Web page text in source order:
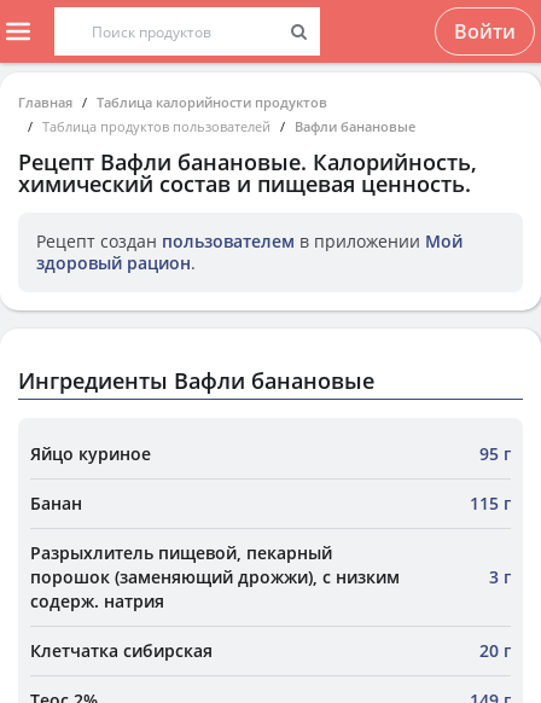
Войти
Главная
Таблица калорийности продуктов
Таблица продуктов пользователей
Вафли банановые
Рецепт Вафли банановые. Калорийность,
химический состав и пищевая ценность.
Рецепт создан пользователем в приложении Мой
здоровый рацион.
Ингредиенты Вафли банановые
Яйцо куриное 95 г
Банан 115 г
Разрыхлитель пищевой, пекарный
порошок (заменяющий дрожжи), с низким
содерж. натрия
3 г
Клетчатка сибирская 20 г